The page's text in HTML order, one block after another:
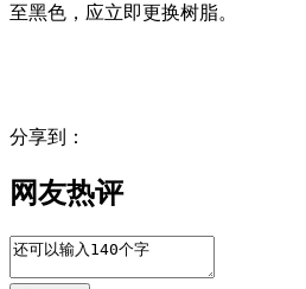
至黑色，应立即更换树脂。
分享到：
网友热评